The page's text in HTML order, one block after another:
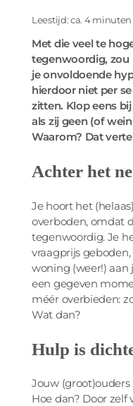
Leestijd: ca. 4 minuten
Met die veel te
tegenwoordig, zou
je onvoldoende
hierdoor niet per
zitten. Klop eens
als zij geen (of
Waarom? Dat
Achter het
Je hoort het
overboden, omdat
tegenwoordig. Je
vraagprijs
woning (weer!) aan
een gegeven
méér overbieden:
Wat dan?
Hulp is
Jouw
Hoe dan? Door zelf